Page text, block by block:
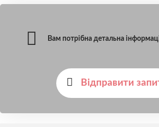
Вам потрібна детальна
Відправити